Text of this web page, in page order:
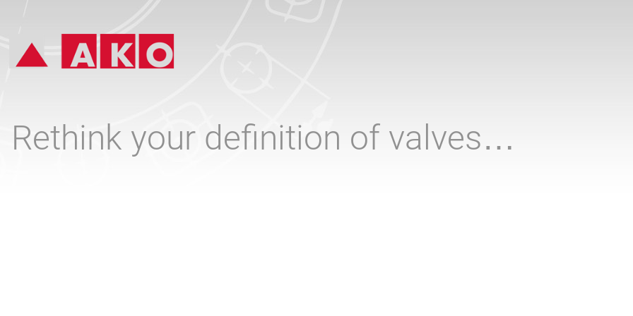
Rethink your definition of valves…